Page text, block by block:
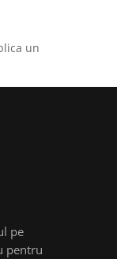
un
pe
pentru